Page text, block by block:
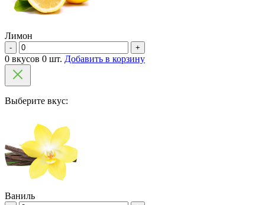
Лимон
- +
0 вкусов 0 шт. Добавить в корзину
Выберите вкус:
Ваниль